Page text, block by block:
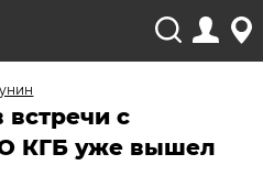
встречи с
КГБ уже вышел